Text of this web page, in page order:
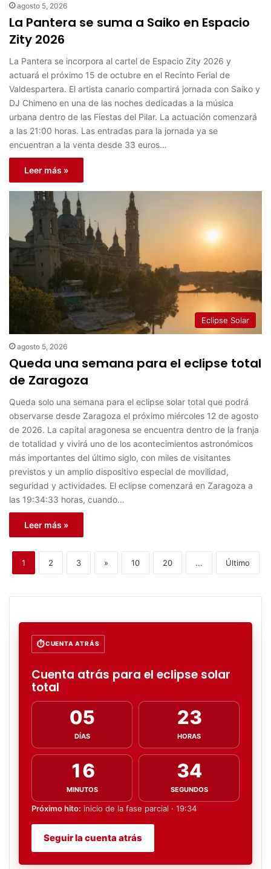
agosto 5, 2026
La Pantera se suma a Saiko en Espacio
Zity 2026
La Pantera se incorpora al cartel de Espacio Zity 2026 y
actuará el próximo 15 de octubre en el Recinto Ferial de
Valdespartera. El artista canario compartirá jornada con Saiko y
DJ Chimeno en una de las noches dedicadas a la música
urbana dentro de las Fiestas del Pilar. La actuación comenzará
a las 21:00 horas. Las entradas para la jornada ya se
encuentran a la venta desde 33 euros…
Leer más »
Eclipse Solar
agosto 5, 2026
Queda una semana para el eclipse total
de Zaragoza
Queda solo una semana para el eclipse solar total que podrá
observarse desde Zaragoza el próximo miércoles 12 de agosto
de 2026. La capital aragonesa se encuentra dentro de la franja
de totalidad y vivirá uno de los acontecimientos astronómicos
más importantes del último siglo, con miles de visitantes
previstos y un amplio dispositivo especial de movilidad,
seguridad y actividades. El eclipse comenzará en Zaragoza a
las 19:34:33 horas, cuando…
Leer más »
1 2 3 » 10 20 ... Último
CUENTA ATRÁS
Cuenta atrás para el eclipse solar
total
05
DÍAS
23
HORAS
16
MINUTOS
33
SEGUNDOS
Próximo hito: inicio de la fase parcial · 19:34
Seguir la cuenta atrás